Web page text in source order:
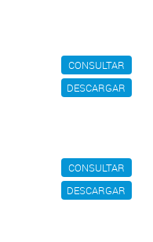
CONSULTAR
DESCARGAR
CONSULTAR
DESCARGAR